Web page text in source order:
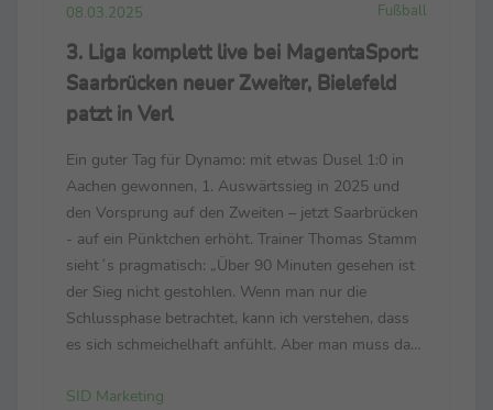
08.03.2025 Fußball
3. Liga komplett live bei MagentaSport:
Saarbrücken neuer Zweiter, Bielefeld
patzt in Verl
Ein guter Tag für Dynamo: mit etwas Dusel 1:0 in
Aachen gewonnen, 1. Auswärtssieg in 2025 und
den Vorsprung auf den Zweiten – jetzt Saarbrücken
- auf ein Pünktchen erhöht. Trainer Thomas Stamm
sieht´s pragmatisch: „Über 90 Minuten gesehen ist
der Sieg nicht gestohlen. Wenn man nur die
Schlussphase betrachtet, kann ich verstehen, dass
es sich schmeichelhaft anfühlt. Aber man muss das
in Ordnung.“ Sieht sein Pendant Heiner ...
SID Marketing